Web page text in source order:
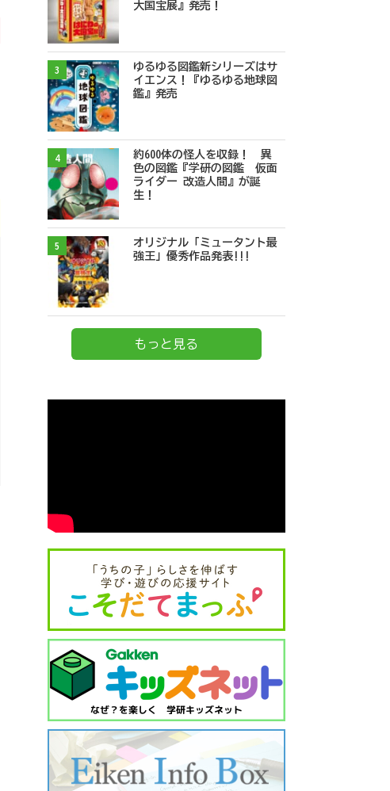
大国宝展』発売！
3
ゆるゆる図鑑新シリーズはサ
イエンス！『ゆるゆる地球図
鑑』発売
4
約600体の怪人を収録！ 異
色の図鑑『学研の図鑑 仮面
ライダー 改造人間』が誕
生！
5
オリジナル「ミュータント最
強王」優秀作品発表!!!
もっと見る